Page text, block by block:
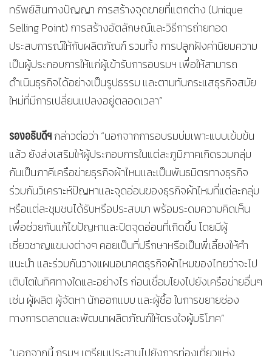
ทรัพย์สินทางปัญญา การสร้างจุดขายที่แตกต่าง (Unique
Selling Point) การสร้างอัตลักษณ์และวิธีการถ่ายทอด
ประสบการณ์ให้กับผลิตภัณฑ์ รวมทั้ง การปลูกฝังค่านิยมความ
เป็นผู้ประกอบการให้แก่ผู้เข้ารับการอบรมฯ เพื่อให้สามารถ
ดำเนินธุรกิจได้อย่างเป็นรูปธรรม และตามทันกระแสธุรกิจสมัย
ใหม่ที่มีการเปลี่ยนแปลงอยู่ตลอดเวลา”
รองอธิบดีฯกล่าวต่อว่า “นอกจากการอบรมบ่มเพาะแบบเข้มข้น
แล้ว ยังส่งเสริมให้ผู้ประกอบการในแต่ละภูมิภาคเกิดรวมกลุ่ม
กันเป็นภาคีเครือข่ายธุรกิจผ้าไหมและเป็นพันธมิตรทางธุรกิจ
ร่วมกันวิเคราะห์ปัญหาและจุดอ่อนของธุรกิจผ้าไหมที่แต่ละกลุ่ม
หรือแต่ละชุมชนได้รับหรือประสบมา พร้อมระดมความคิดเห็น
เพื่อช่วยกันแก้ไขปัญหาและปิดจุดอ่อนที่เกิดขึ้น โดยมีผู้
เชี่ยวชาญแขนงต่างๆ คอยเป็นที่ปรึกษาหรือเป็นพี่เลี้ยงให้คำ
แนะนำ และร่วมกันวางแผนอนาคตธุรกิจผ้าไหมของไทยว่าจะไป
เติบโตในทิศทางใดและอย่างไร ก่อนเชื่อมโยงไปยังเครือข่ายอื่นๆ
เช่น ผู้ผลิต ผู้จัดหา นักออกแบบ และผู้ซื้อ ในการขยายช่อง
ทางการตลาดและพัฒนาผลิตภัณฑ์ให้ตรงใจผู้บริโภค”
“นอกจากนี้ กรมฯ เตรียมประสานไปยังการท่องเที่ยวแห่ง